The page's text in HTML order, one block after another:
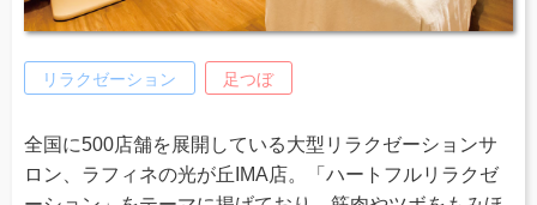
リラクゼーション 足つぼ
全国に500店舗を展開している大型リラクゼーションサ
ロン、ラフィネの光が丘IMA店。「ハートフルリラクゼ